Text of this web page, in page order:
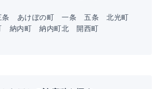
条 あけぼの町 一条 五条
北光町
納内町 納内町北 開西町